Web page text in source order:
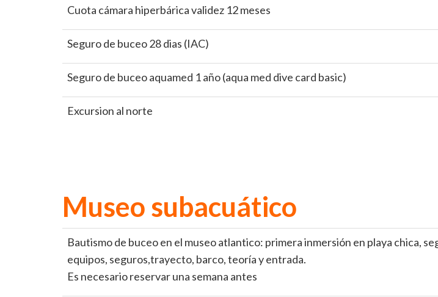
Cuota cámara hiperbárica validez 12 meses
Seguro de buceo 28 dias (IAC)
Seguro de buceo aquamed 1 año (aqua med dive card basic)
Excursion al norte
Museo subacuático
Bautismo de buceo en el museo atlantico: primera inmersión en playa chica,
equipos, seguros,trayecto, barco, teoría y entrada.
Es necesario reservar una semana antes